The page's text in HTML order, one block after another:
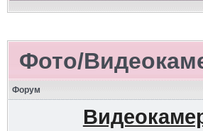
Фото/
Форум